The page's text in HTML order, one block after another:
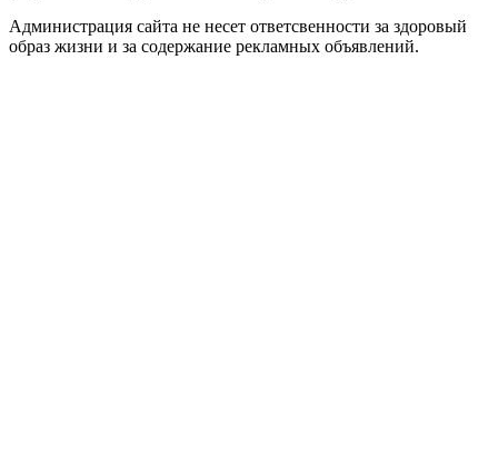
Администрация сайта не несет ответсвенности за здоровый
образ жизни и за содержание рекламных объявлений.